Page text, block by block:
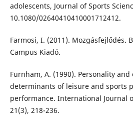
adolescents, Journal of Sports
10.1080/02640410410001712412.
Farmosi, I. (2011). Mozgásfejlődés.
Campus Kiadó.
Furnham, A. (1990). Personality
determinants of leisure and sports
performance. International Journal
21(3), 218-236.